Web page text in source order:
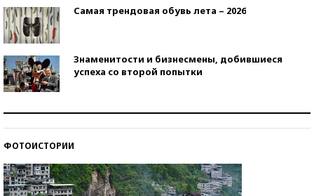
Самая трендовая обувь лета – 2026
Знаменитости и бизнесмены, добившиеся
успеха со второй попытки
ФОТОИСТОРИИ